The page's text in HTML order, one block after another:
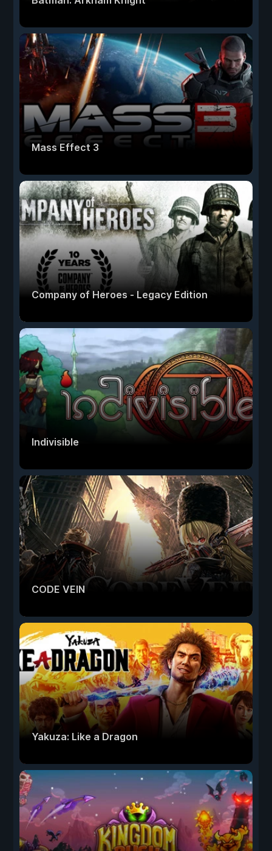
Mass Effect 3
Company of Heroes - Legacy Edition
Indivisible
CODE VEIN
Yakuza: Like a Dragon